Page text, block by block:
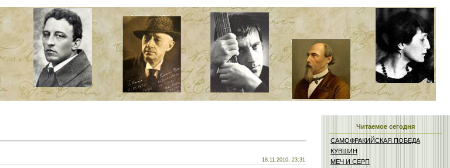
18.11.2010, 23:31
Читаемое сегодня
САМОФРАКИЙСКАЯ ПОБЕДА
КУВШИН
МЕЧ И СЕРП